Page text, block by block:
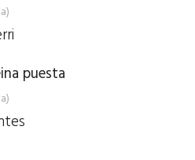
puesta